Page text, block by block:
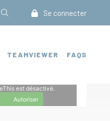
Se connecter
TEAMVIEWER FAQS
est désactivé.
Autoriser